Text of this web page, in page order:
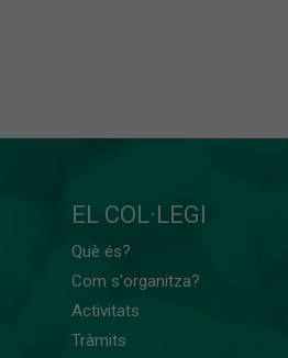
EL COL·LEGI
Què és?
Com s'organitza?
Activitats
Tràmits